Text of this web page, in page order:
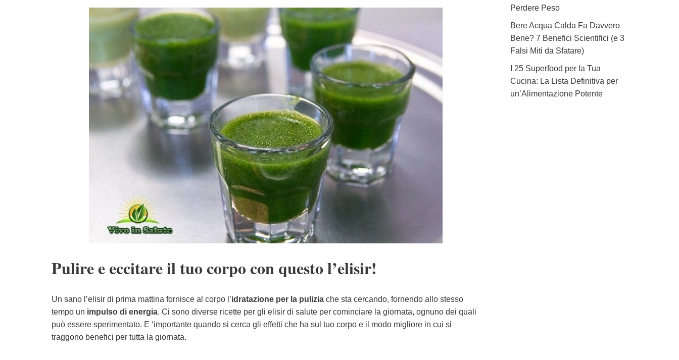
Pulire e eccitare il tuo corpo con questo l’elisir!
Un sano l’elisir di prima mattina fornisce al corpo l’idratazione per la pulizia che sta cercando, fornendo allo stesso
tempo un impulso di energia. Ci sono diverse ricette per gli elisir di salute per cominciare la giornata, ognuno dei quali
può essere sperimentato. E ‘importante quando si cerca gli effetti che ha sul tuo corpo e il modo migliore in cui si
traggono benefici per tutta la giornata.
Perdere Peso
Bere Acqua Calda Fa Davvero
Bene? 7 Benefici Scientifici (e 3
Falsi Miti da Sfatare)
I 25 Superfood per la Tua
Cucina: La Lista Definitiva per
un’Alimentazione Potente